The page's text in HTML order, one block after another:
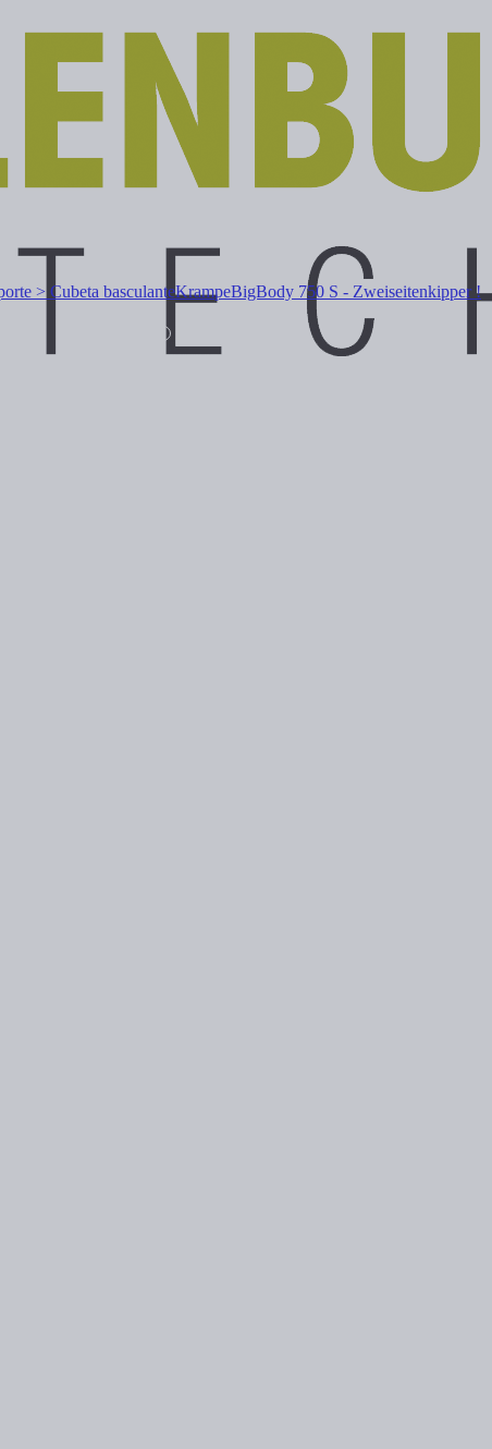
> Cubeta basculanteKrampeBigBody 750 S - Zweiseitenkipper !